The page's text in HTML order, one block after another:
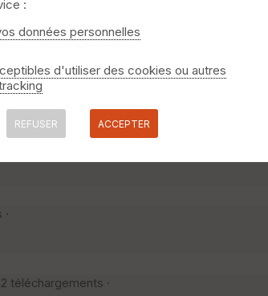
IO Tour 2024 Vosges IO Tour 2025
·
·
téléchargements ·
:
données personnelles
d'utiliser des cookies ou autres
REFUSER ACCEPTER